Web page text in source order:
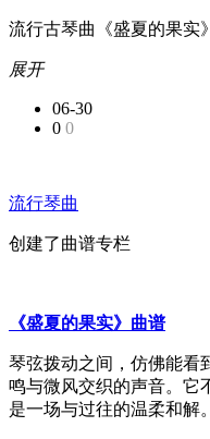
流行古琴曲《盛夏的果实
展开
06-30
0 0
流行琴曲
创建了曲谱专栏
《盛夏的果实》曲谱
琴弦拨动之间，仿佛能看
鸣与微风交织的声音。它
是一场与过往的温柔和解。